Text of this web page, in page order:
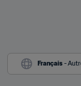
Français -